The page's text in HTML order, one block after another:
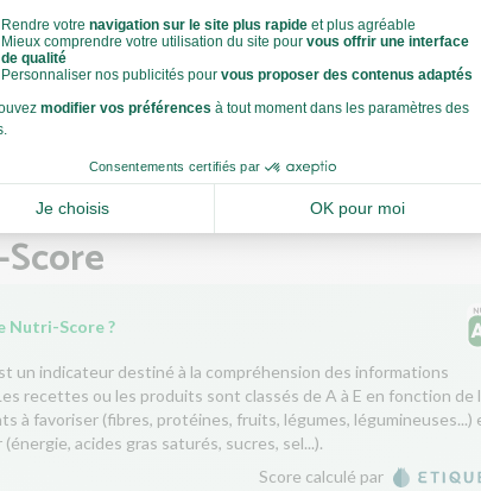
une échalote ? Comment ciseler du persil ?
Nutri-Score ?
un indicateur destiné à la compréhension des informations
recettes ou les produits sont classés de A à E en fonction de
à favoriser (fibres, protéines, fruits, légumes, légumineuses...)
acides gras saturés, sucres, sel...).
Score calculé par